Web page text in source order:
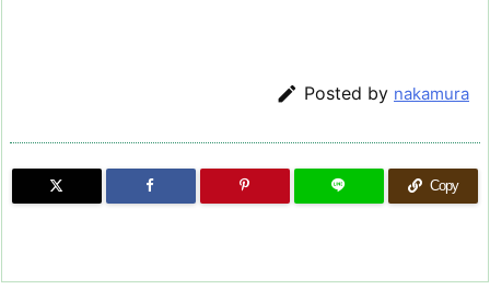
 Posted by nakamura
Copy